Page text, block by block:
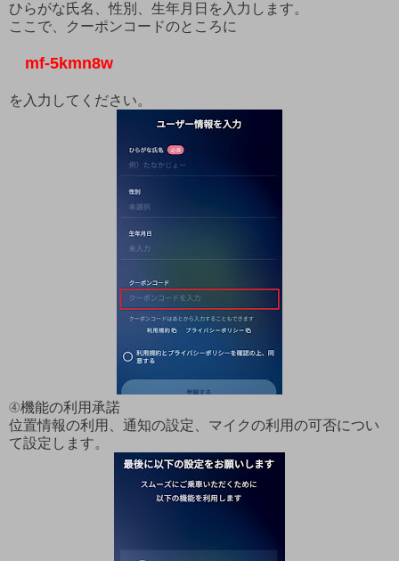
ひらがな氏名、性別、生年月日を入力します。
ここで、クーポンコードのところに
mf-5kmn8w
を入力してください。
④機能の利用承諾
位置情報の利用、通知の設定、マイクの利用の可否につい
て設定します。